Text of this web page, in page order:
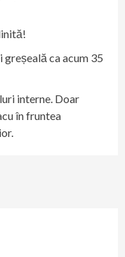
greșeală ca acum 35
interne. Doar
în fruntea